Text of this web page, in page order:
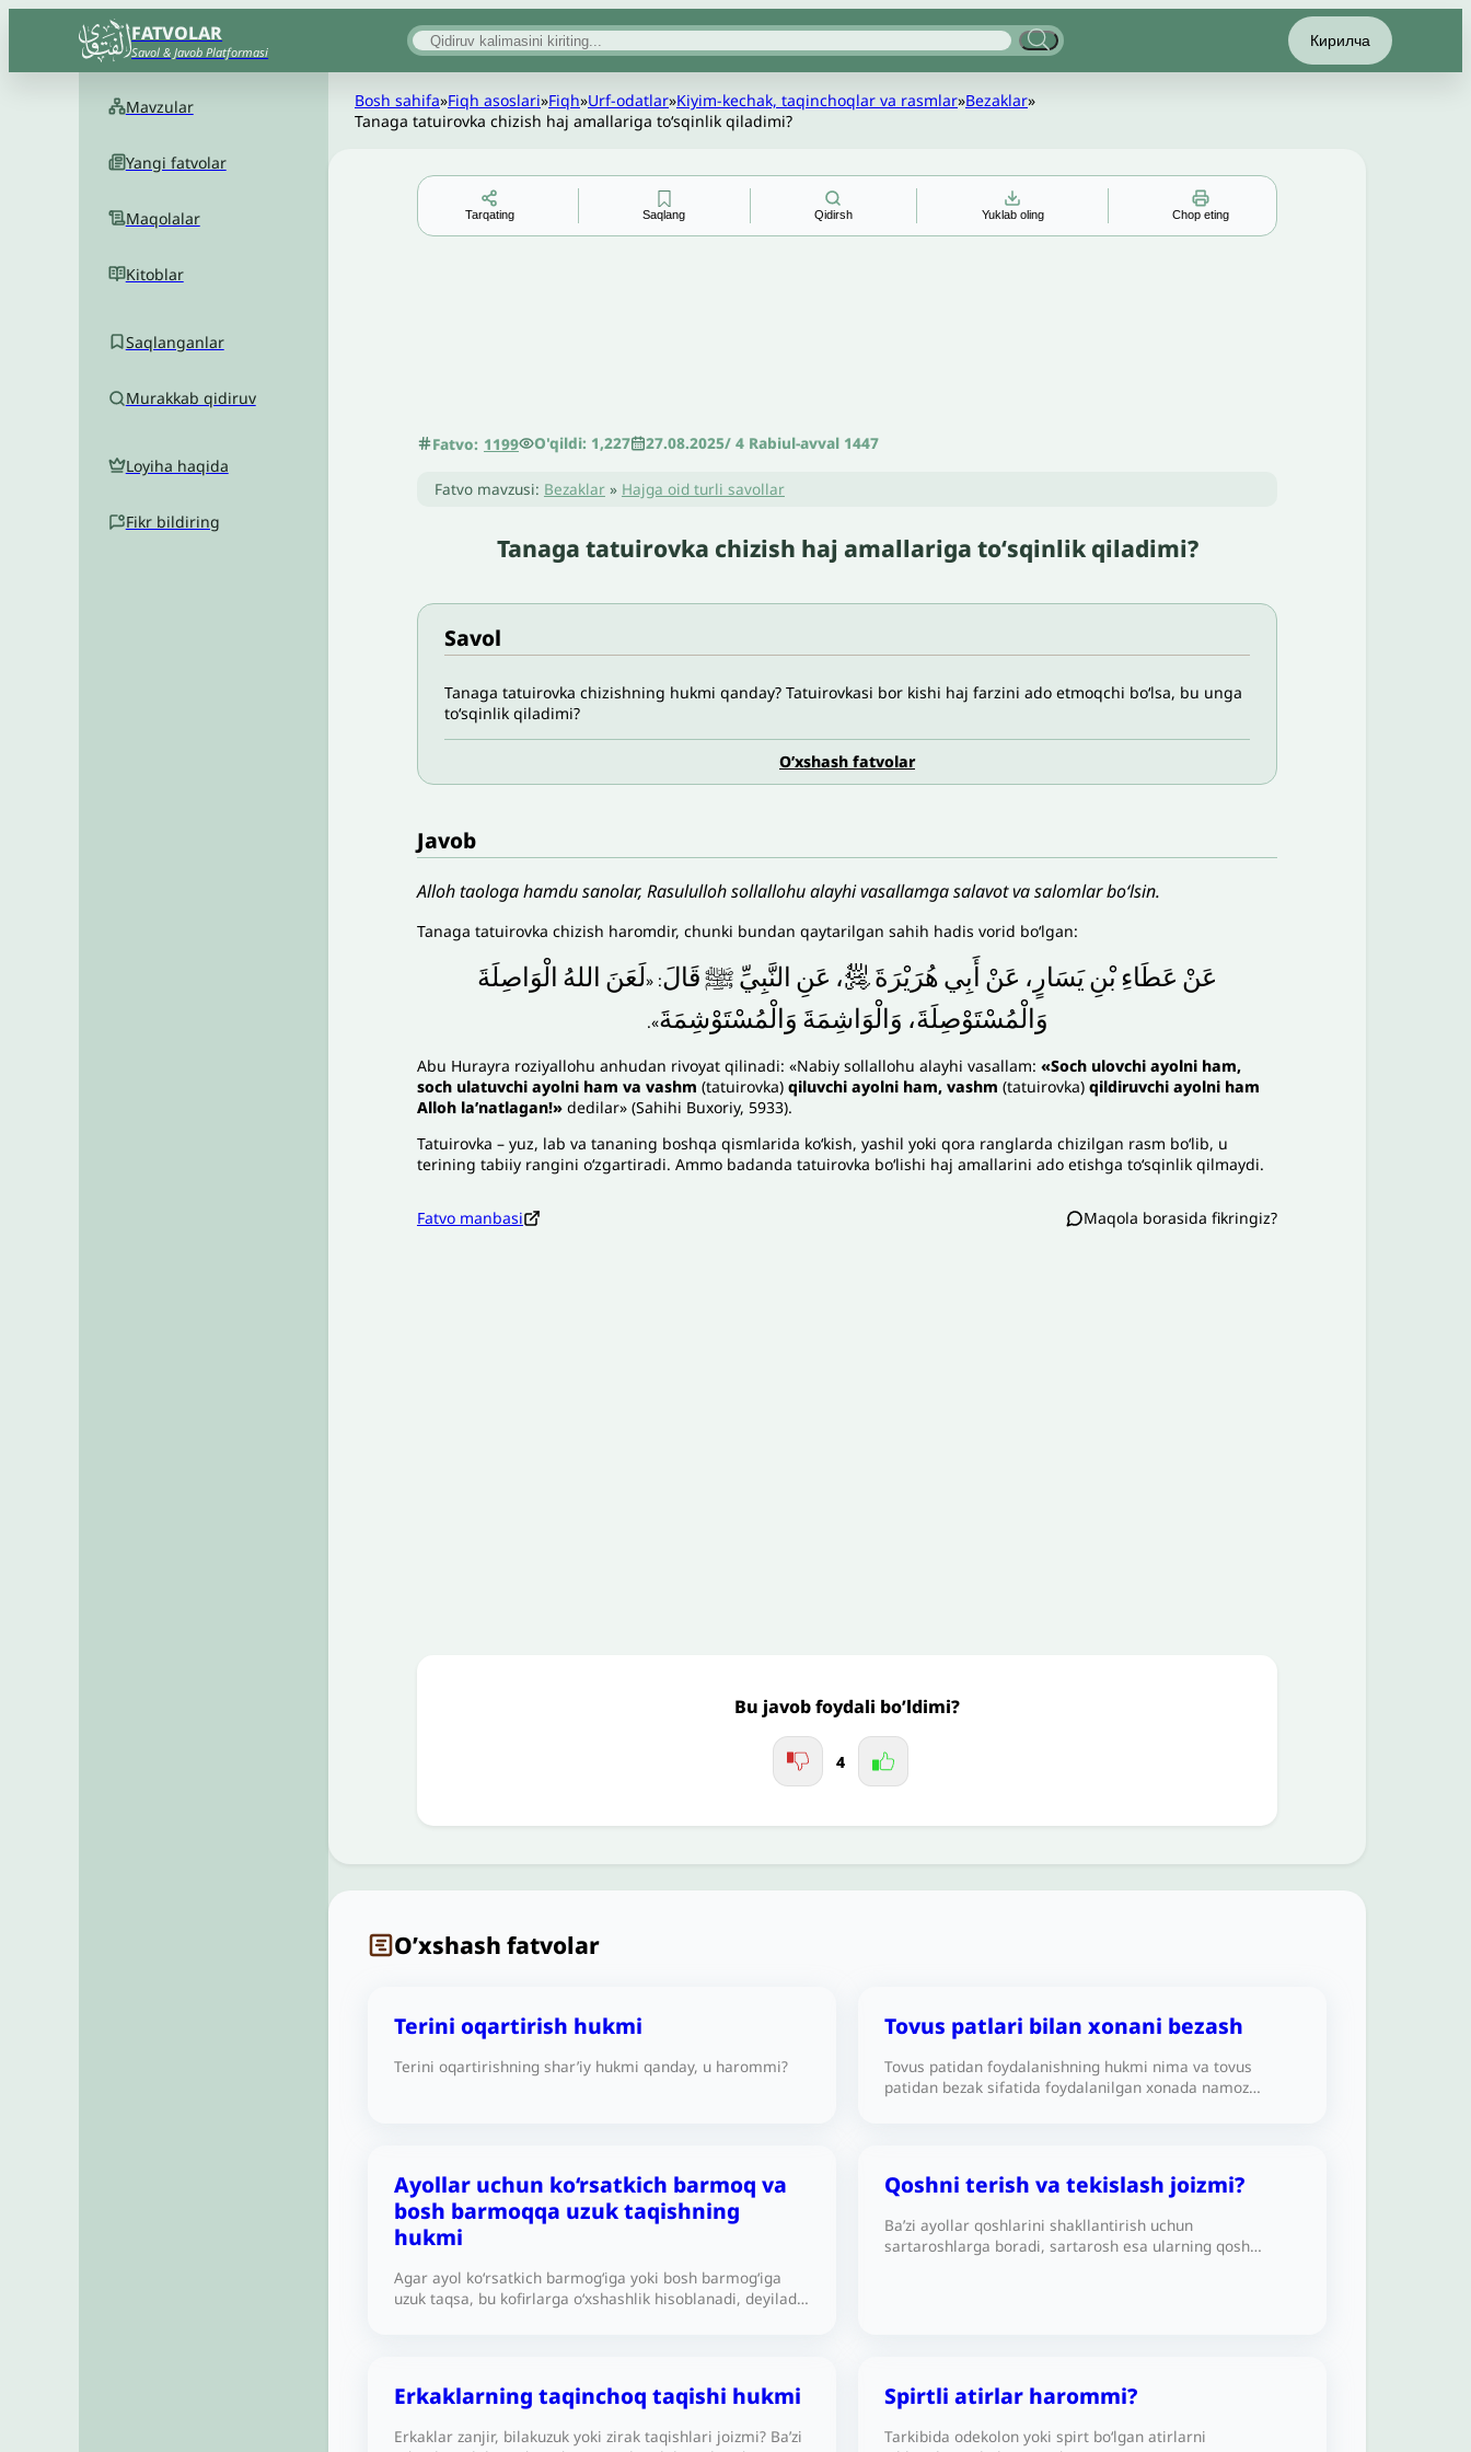
FATVOLAR
Savol & Javob Platformasi
Кирилча
Mavzular
Yangi fatvolar
Maqolalar
Kitoblar
Saqlanganlar
Murakkab qidiruv
Loyiha haqida
Fikr bildiring
Bosh sahifa»Fiqh asoslari»Fiqh»Urf-odatlar»Kiyim-kechak, taqinchoqlar va rasmlar»Bezaklar»
Tanaga tatuirovka chizish haj amallariga toʻsqinlik qiladimi?
Tarqating Saqlang Qidirsh Yuklab oling Chop eting
Fatvo: 1199 O'qildi: 1,227 27.08.2025/ 4 Rabiul-avval 1447
Fatvo mavzusi: Bezaklar» Hajga oid turli savollar
Tanaga tatuirovka chizish haj amallariga toʻsqinlik qiladimi?
Savol
Tanaga tatuirovka chizishning hukmi qanday? Tatuirovkasi bor kishi haj farzini ado etmoqchi bo‘lsa, bu unga
to‘sqinlik qiladimi?
O’xshash fatvolar
Javob
Alloh taologa hamdu sanolar, Rasululloh sollallohu alayhi vasallamga salavot va salomlar bo‘lsin.
Tanaga tatuirovka chizish haromdir, chunki bundan qaytarilgan sahih hadis vorid bo‘lgan:
عَنْ عَطَاءِ بْنِيَسَارٍ، عَنْ أَبِي هُرَيْرَةَ﵁، عَنِ النَّبِيِّ ﷺقَالَ: «لَعَنَ اللهُ الْوَاصِلَةَ
وَالْمُسْتَوْصِلَةَ، وَالْوَاشِمَةَ وَالْمُسْتَوْشِمَةَ».
Abu Hurayra roziyallohu anhudan rivoyat qilinadi: «Nabiy sollallohu alayhi vasallam: «Soch ulovchi ayolni ham,
soch ulatuvchi ayolni ham va vashm (tatuirovka) qiluvchi ayolni ham, vashm (tatuirovka) qildiruvchi ayolni ham
Alloh la’natlagan!»dedilar» (Sahihi Buxoriy, 5933).
Tatuirovka – yuz, lab va tananing boshqa qismlarida ko‘kish, yashil yoki qora ranglarda chizilgan rasm bo‘lib, u
terining tabiiy rangini o‘zgartiradi. Ammo badanda tatuirovka bo‘lishi haj amallarini ado etishga to‘sqinlik qilmaydi.
Fatvo manbasi Maqola borasida fikringiz?
Bu javob foydali bo’ldimi?
4
O’xshash fatvolar
Terini oqartirish hukmi
Terini oqartirishning shar’iy hukmi qanday, u harommi?
Tovus patlari bilan xonani bezash
Tovus patidan foydalanishning hukmi nima va tovus
patidan bezak sifatida foydalanilgan xonada namoz
Ayollar uchun ko‘rsatkich barmoq va
bosh barmoqqa uzuk taqishning
hukmi
Agar ayol ko‘rsatkich barmog‘iga yoki bosh barmog‘iga
uzuk taqsa, bu kofirlarga o‘xshashlik hisoblanadi, deyiladi.
Qoshni terish va tekislash joizmi?
Ba’zi ayollar qoshlarini shakllantirish uchun
sartaroshlarga boradi, sartarosh esa ularning qosh
Erkaklarning taqinchoq taqishi hukmi
Erkaklar zanjir, bilakuzuk yoki zirak taqishlari joizmi? Ba’zi
Spirtli atirlar harommi?
Tarkibida odekolon yoki spirt bo‘lgan atirlarni